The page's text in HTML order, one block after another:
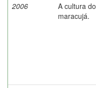
2006
A cultura do
maracujá.